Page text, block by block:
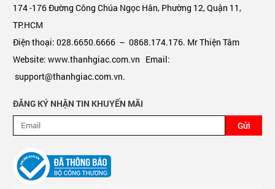
174 -176 Đường Công Chúa Ngọc Hân, Phường 12, Quận 11,
TP.HCM
Điện thoại: 028.6650.6666 – 0868.174.176. Mr Thiện Tâm
Website: www.thanhgiac.com.vn Email:
support@thanhgiac.com.vn.
ĐĂNG KÝ NHẬN TIN KHUYẾN MÃI
Gửi